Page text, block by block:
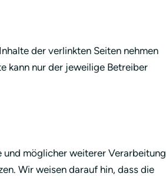
der verlinkten Seiten nehmen
kann nur der jeweilige Betreiber
und möglicher weiterer Verarbeitung
Wir weisen darauf hin, dass die